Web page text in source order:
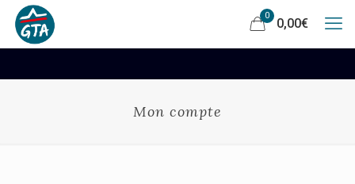
0
0,00€
Mon compte